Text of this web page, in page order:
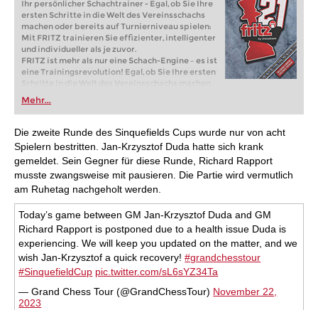
Ihr persönlicher Schachtrainer - Egal, ob Sie Ihre
ersten Schritte in die Welt des Vereinsschachs
machen oder bereits auf Turnierniveau spielen:
Mit FRITZ trainieren Sie effizienter, intelligenter
und individueller als je zuvor.
FRITZ ist mehr als nur eine Schach-Engine – es ist
eine Trainingsrevolution! Egal, ob Sie Ihre ersten
Schritte in die Welt des Vereinsschachs machen
oder bereits auf Turnierniveau spielen: Mit
FRITZ trainieren Sie effizienter, intelligenter und
individueller als je zuvor.
Mehr...
Die zweite Runde des Sinquefields Cups wurde nur von acht
Spielern bestritten. Jan-Krzysztof Duda hatte sich krank
gemeldet. Sein Gegner für diese Runde, Richard Rapport
musste zwangsweise mit pausieren. Die Partie wird vermutlich
am Ruhetag nachgeholt werden.
Today’s game between GM Jan-Krzysztof Duda and GM
Richard Rapport is postponed due to a health issue Duda is
experiencing. We will keep you updated on the matter, and we
wish Jan-Krzysztof a quick recovery!#grandchesstour
#SinquefieldCup pic.twitter.com/sL6sYZ34Ta
— Grand Chess Tour (@GrandChessTour) November 22,
2023